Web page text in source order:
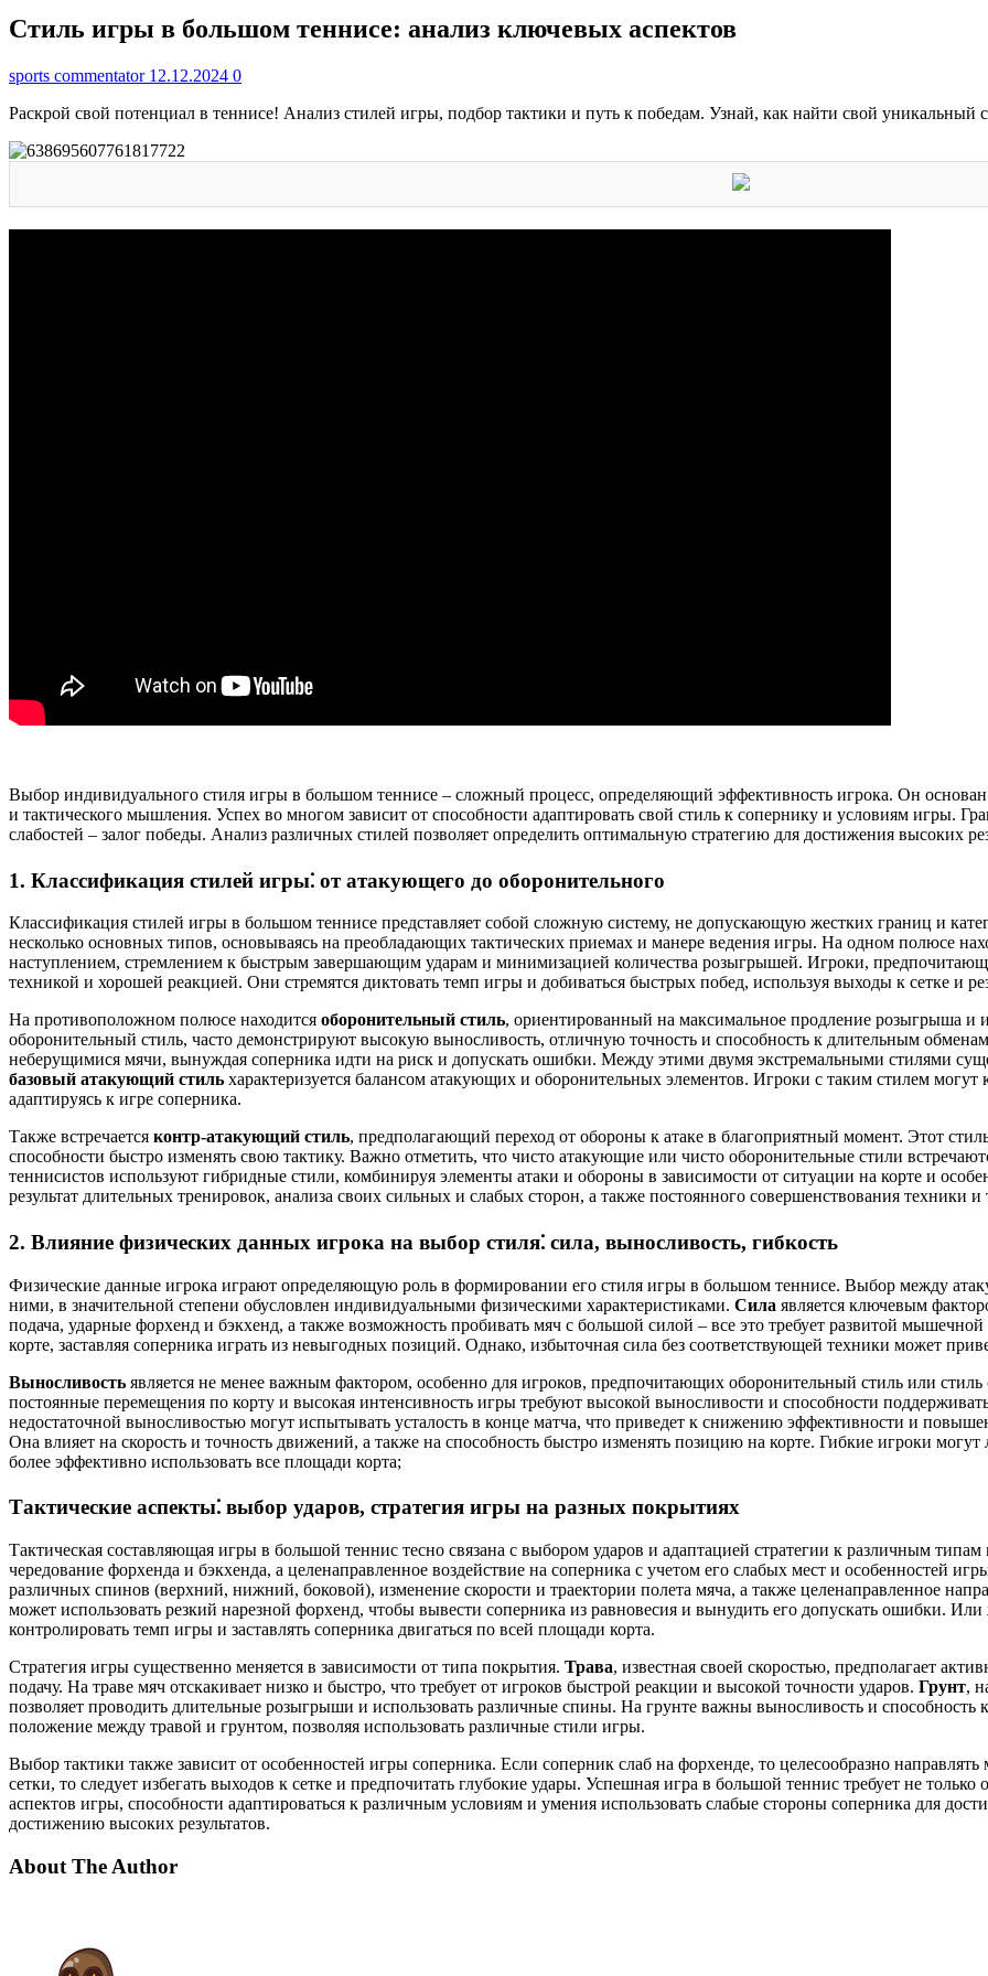
Стиль игры в большом теннисе: анализ ключевых аспектов
sports commentator 12.12.2024 0
Раскрой свой потенциал в теннисе! Анализ стилей игры, подбор тактики и путь к победам. Узнай, как найти свой уникальный
Выбор индивидуального стиля игры в большом теннисе – сложный процесс, определяющий эффективность игрока. Он
и тактического мышления. Успех во многом зависит от способности адаптировать свой стиль к сопернику и условиям игры.
слабостей – залог победы. Анализ различных стилей позволяет определить оптимальную стратегию для достижения высоких
1. Классификация стилей игры⁚ от атакующего до оборонительного
Классификация стилей игры в большом теннисе представляет собой сложную систему, не допускающую жестких границ и
несколько основных типов, основываясь на преобладающих тактических приемах и манере ведения игры. На одном полюсе
наступлением, стремлением к быстрым завершающим ударам и минимизацией количества розыгрышей. Игроки,
техникой и хорошей реакцией. Они стремятся диктовать темп игры и добиваться быстрых побед, используя выходы к сетке и
На противоположном полюсе находится оборонительный стиль, ориентированный на максимальное продление розыгрыша
оборонительный стиль, часто демонстрируют высокую выносливость, отличную точность и способность к длительным
неберущимися мячи, вынуждая соперника идти на риск и допускать ошибки. Между этими двумя экстремальными стилями
базовый атакующий стиль характеризуется балансом атакующих и оборонительных элементов. Игроки с таким стилем
адаптируясь к игре соперника.
Также встречается контр-атакующий стиль, предполагающий переход от обороны к атаке в благоприятный момент. Этот
способности быстро изменять свою тактику. Важно отметить, что чисто атакующие или чисто оборонительные стили
теннисистов используют гибридные стили, комбинируя элементы атаки и обороны в зависимости от ситуации на корте и
результат длительных тренировок, анализа своих сильных и слабых сторон, а также постоянного совершенствования техники и
2. Влияние физических данных игрока на выбор стиля⁚ сила, выносливость, гибкость
Физические данные игрока играют определяющую роль в формировании его стиля игры в большом теннисе. Выбор между
ними, в значительной степени обусловлен индивидуальными физическими характеристиками. Сила является ключевым
подача, ударные форхенд и бэкхенд, а также возможность пробивать мяч с большой силой – все это требует развитой
корте, заставляя соперника играть из невыгодных позиций. Однако, избыточная сила без соответствующей техники может
Выносливость является не менее важным фактором, особенно для игроков, предпочитающих оборонительный стиль или
постоянные перемещения по корту и высокая интенсивность игры требуют высокой выносливости и способности
недостаточной выносливостью могут испытывать усталость в конце матча, что приведет к снижению эффективности и
Она влияет на скорость и точность движений, а также на способность быстро изменять позицию на корте. Гибкие игроки
более эффективно использовать все площади корта;
Тактические аспекты⁚ выбор ударов, стратегия игры на разных покрытиях
Тактическая составляющая игры в большой теннис тесно связана с выбором ударов и адаптацией стратегии к различным
чередование форхенда и бэкхенда, а целенаправленное воздействие на соперника с учетом его слабых мест и особенностей
различных спинов (верхний, нижний, боковой), изменение скорости и траектории полета мяча, а также целенаправленное
может использовать резкий нарезной форхенд, чтобы вывести соперника из равновесия и вынудить его допускать ошибки.
контролировать темп игры и заставлять соперника двигаться по всей площади корта.
Стратегия игры существенно меняется в зависимости от типа покрытия. Трава, известная своей скоростью, предполагает
подачу. На траве мяч отскакивает низко и быстро, что требует от игроков быстрой реакции и высокой точности ударов. Грунт,
позволяет проводить длительные розыгрыши и использовать различные спины. На грунте важны выносливость и
положение между травой и грунтом, позволяя использовать различные стили игры.
Выбор тактики также зависит от особенностей игры соперника. Если соперник слаб на форхенде, то целесообразно
сетки, то следует избегать выходов к сетке и предпочитать глубокие удары. Успешная игра в большой теннис требует не
аспектов игры, способности адаптироваться к различным условиям и умения использовать слабые стороны соперника для
достижению высоких результатов.
About The Author